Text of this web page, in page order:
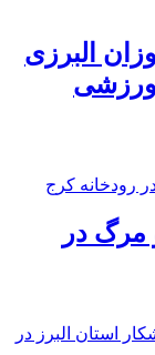
البرزی
ورزشی
مرگ در